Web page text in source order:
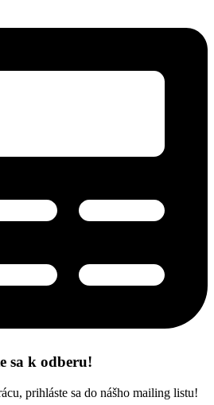
sa k odberu!
prihláste sa do nášho mailing listu!